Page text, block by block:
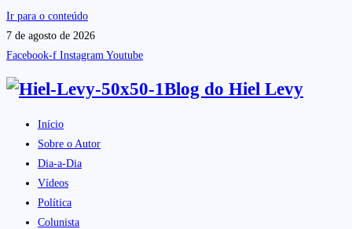
Ir para o conteúdo
7 de agosto de 2026
Facebook-f Instagram Youtube
Blog do Hiel Levy
Início
Sobre o Autor
Dia-a-Dia
Vídeos
Política
Colunista